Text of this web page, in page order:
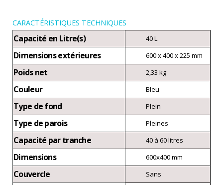
CARACTÉRISTIQUES TECHNIQUES
Capacité en Litre(s) 40 L
Dimensions extérieures 600 x 400 x 225 mm
Poids net 2,33 kg
Couleur Bleu
Type de fond Plein
Type de parois Pleines
Capacité par tranche 40 à 60 litres
Dimensions 600x400 mm
Couvercle Sans